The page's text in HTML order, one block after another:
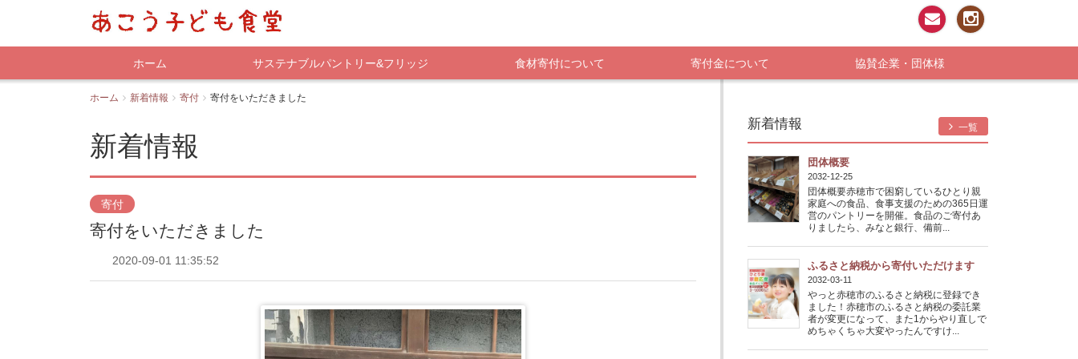
お問い合わせInstagram
ホーム サステナブルパントリー&フリッジ 食材寄付について 寄付金について 協賛企業・団体様
ホーム 新着情報 寄付 寄付をいただきました
新着情報
寄付
寄付をいただきました
2020-09-01 11:35:52
新着情報 一覧
団体概要
2032-12-25
団体概要赤穂市で困窮しているひとり親
家庭への食品、食事支援のための365日運
営のパントリーを開催。食品のご寄付あ
りましたら、みなと銀行、備前...
ふるさと納税から寄付いただけます
2032-03-11
やっと赤穂市のふるさと納税に登録でき
ました！赤穂市のふるさと納税の委託業
者が変更になって、また1からやり直しで
めちゃくちゃ大変やったんですけ...